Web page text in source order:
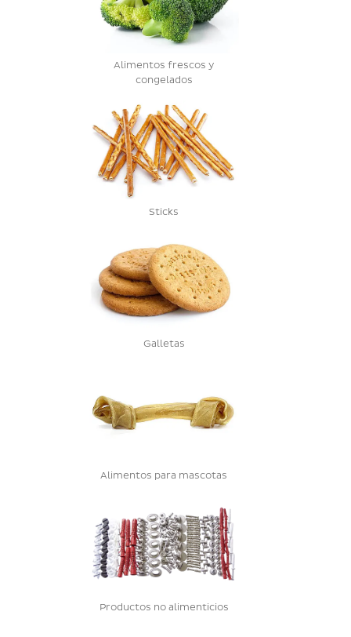
Alimentos frescos y
congelados
Sticks
Galletas
Alimentos para mascotas
Productos no alimenticios